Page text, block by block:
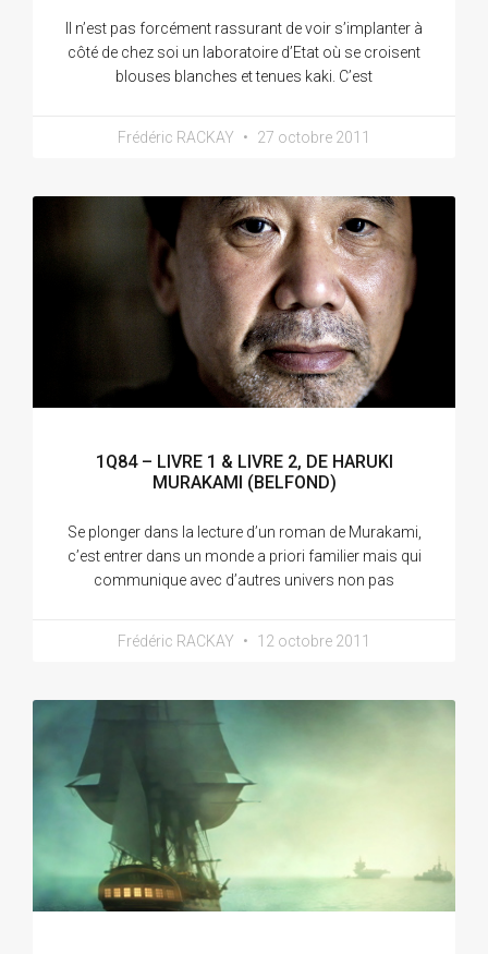
Il n’est pas forcément rassurant de voir s’implanter à
côté de chez soi un laboratoire d’Etat où se croisent
blouses blanches et tenues kaki. C’est
Frédéric RACKAY 27 octobre 2011
1Q84 – LIVRE 1 & LIVRE 2, DE HARUKI
MURAKAMI (BELFOND)
Se plonger dans la lecture d’un roman de Murakami,
c’est entrer dans un monde a priori familier mais qui
communique avec d’autres univers non pas
Frédéric RACKAY 12 octobre 2011